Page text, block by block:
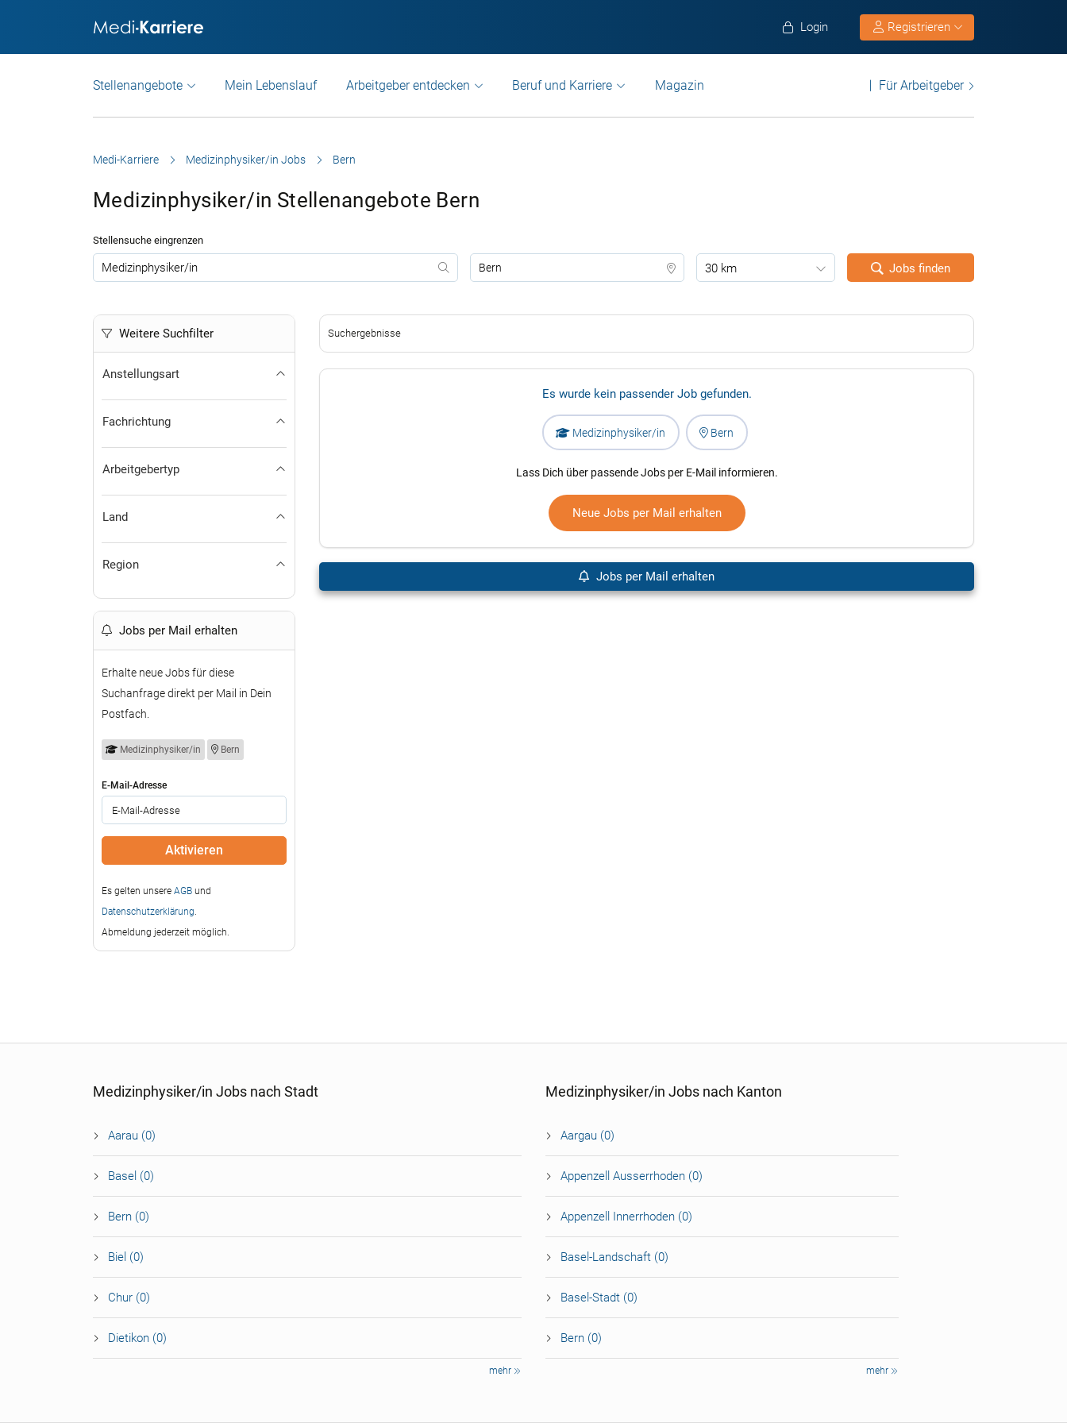
Login Registrieren
Stellenangebote Mein Lebenslauf Arbeitgeber entdecken Beruf und Karriere Magazin Für Arbeitgeber
Medi-Karriere Medizinphysiker/in Jobs Bern
Medizinphysiker/in Stellenangebote Bern
Stellensuche eingrenzen
30 km Jobs finden
Weitere Suchfilter
Anstellungsart
Fachrichtung
Arbeitgebertyp
Land
Region
Jobs per Mail erhalten
Erhalte neue Jobs für diese
Suchanfrage direkt per Mail in Dein
Postfach.
Medizinphysiker/in Bern
E-Mail-Adresse
Es gelten unsere AGB und
Datenschutzerklärung.
Abmeldung jederzeit möglich.
Suchergebnisse
Es wurde kein passender Job gefunden.
Medizinphysiker/in Bern
Lass Dich über passende Jobs per E-Mail informieren.
Neue Jobs per Mail erhalten
Jobs per Mail erhalten
Medizinphysiker/in Jobs nach Stadt
Aarau (0)
Basel (0)
Bern (0)
Biel (0)
Chur (0)
Dietikon (0)
mehr
Medizinphysiker/in Jobs nach Kanton
Aargau (0)
Appenzell Ausserrhoden (0)
Appenzell Innerrhoden (0)
Basel-Landschaft (0)
Basel-Stadt (0)
Bern (0)
mehr